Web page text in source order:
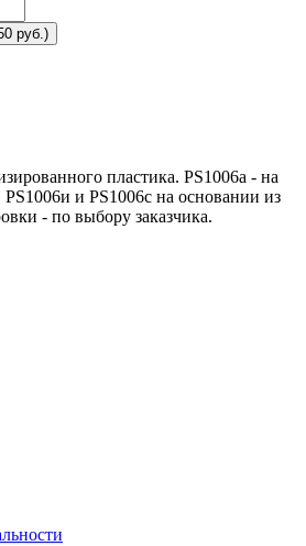
руб.)
пластика. PS1006a - на
и PS1006c на основании из
- по выбору заказчика.